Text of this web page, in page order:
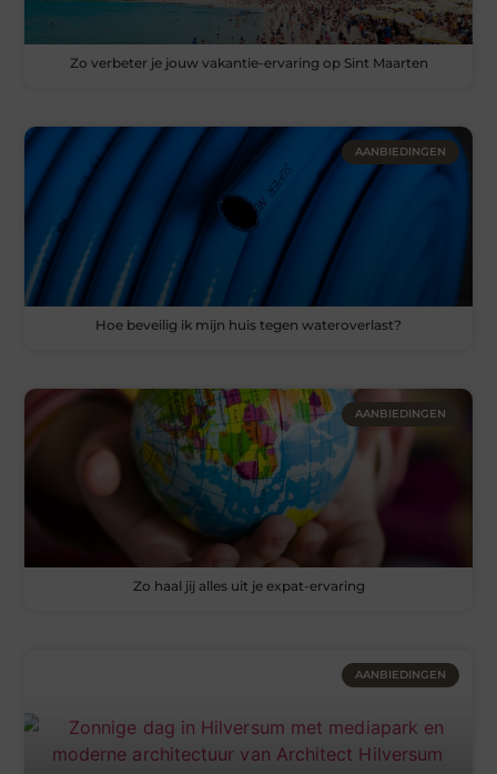
Zo verbeter je jouw vakantie-ervaring op Sint Maarten
AANBIEDINGEN
Hoe beveilig ik mijn huis tegen wateroverlast?
AANBIEDINGEN
Zo haal jij alles uit je expat-ervaring
AANBIEDINGEN